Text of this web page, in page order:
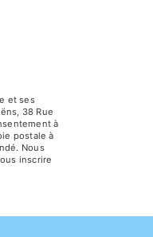
et ses
38 Rue
à
postale à
Nous
inscrire